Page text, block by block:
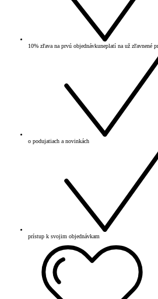
10% zľava na prvú objednávkuneplatí na už zľavnené
o podujatiach a novinkách
prístup k svojim objednávkam